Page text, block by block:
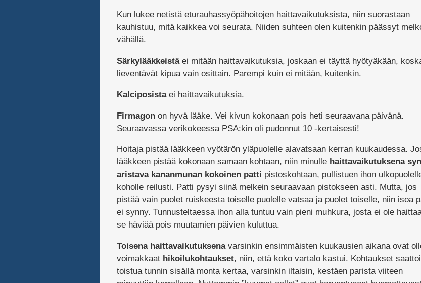
Kun lukee netistä eturauhassyöpähoitojen haittavaikutuksista, niin suorastaan
kauhistuu, mitä kaikkea voi seurata. Niiden suhteen olen kuitenkin päässyt
vähällä.
Särkylääkkeistäei mitään haittavaikutuksia, joskaan ei täyttä hyötyäkään,
lieventävät kipua vain osittain. Parempi kuin ei mitään, kuitenkin.
Kalciposistaei haittavaikutuksia.
Firmagonon hyvä lääke. Vei kivun kokonaan pois heti seuraavana päivänä.
Seuraavassa verikokeessa PSA:kin oli pudonnut 10 -kertaisesti!
Hoitaja pistää lääkkeen vyötärön yläpuolelle alavatsaan kerran kuukaudessa.
lääkkeen pistää kokonaan samaan kohtaan, niin minulle haittavaikutuksena
aristava kananmunan kokoinen patti pistoskohtaan, pullistuen ihon
koholle reilusti. Patti pysyi siinä melkein seuraavaan pistokseen asti. Mutta, jos
pistää vain puolet ruiskeesta toiselle puolelle vatsaa ja puolet toiselle, niin isoa
ei synny. Tunnusteltaessa ihon alla tuntuu vain pieni muhkura, josta ei ole
se häviää pois muutamien päivien kuluttua.
Toisena haittavaikutuksenavarsinkin ensimmäisten kuukausien aikana ovat
voimakkaat hikoilukohtaukset, niin, että koko vartalo kastui. Kohtaukset
toistua tunnin sisällä monta kertaa, varsinkin iltaisin, kestäen parista viiteen